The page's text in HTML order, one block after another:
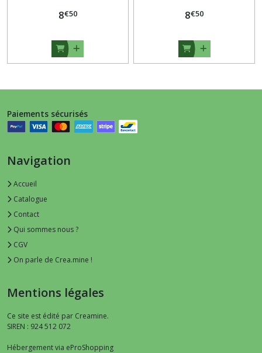
8€50 8€50
Paiements sécurisés
Navigation
Accueil
Catalogue
Contact
Qui sommes nous ?
CGV
On parle de Crea.mine !
Mentions légales
Ce site est édité par Creamine.
SIREN : 924 512 072
Hébergement via eProShopping